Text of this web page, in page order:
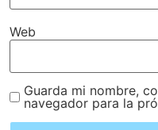
Web
Guarda mi nombre,
navegador para la